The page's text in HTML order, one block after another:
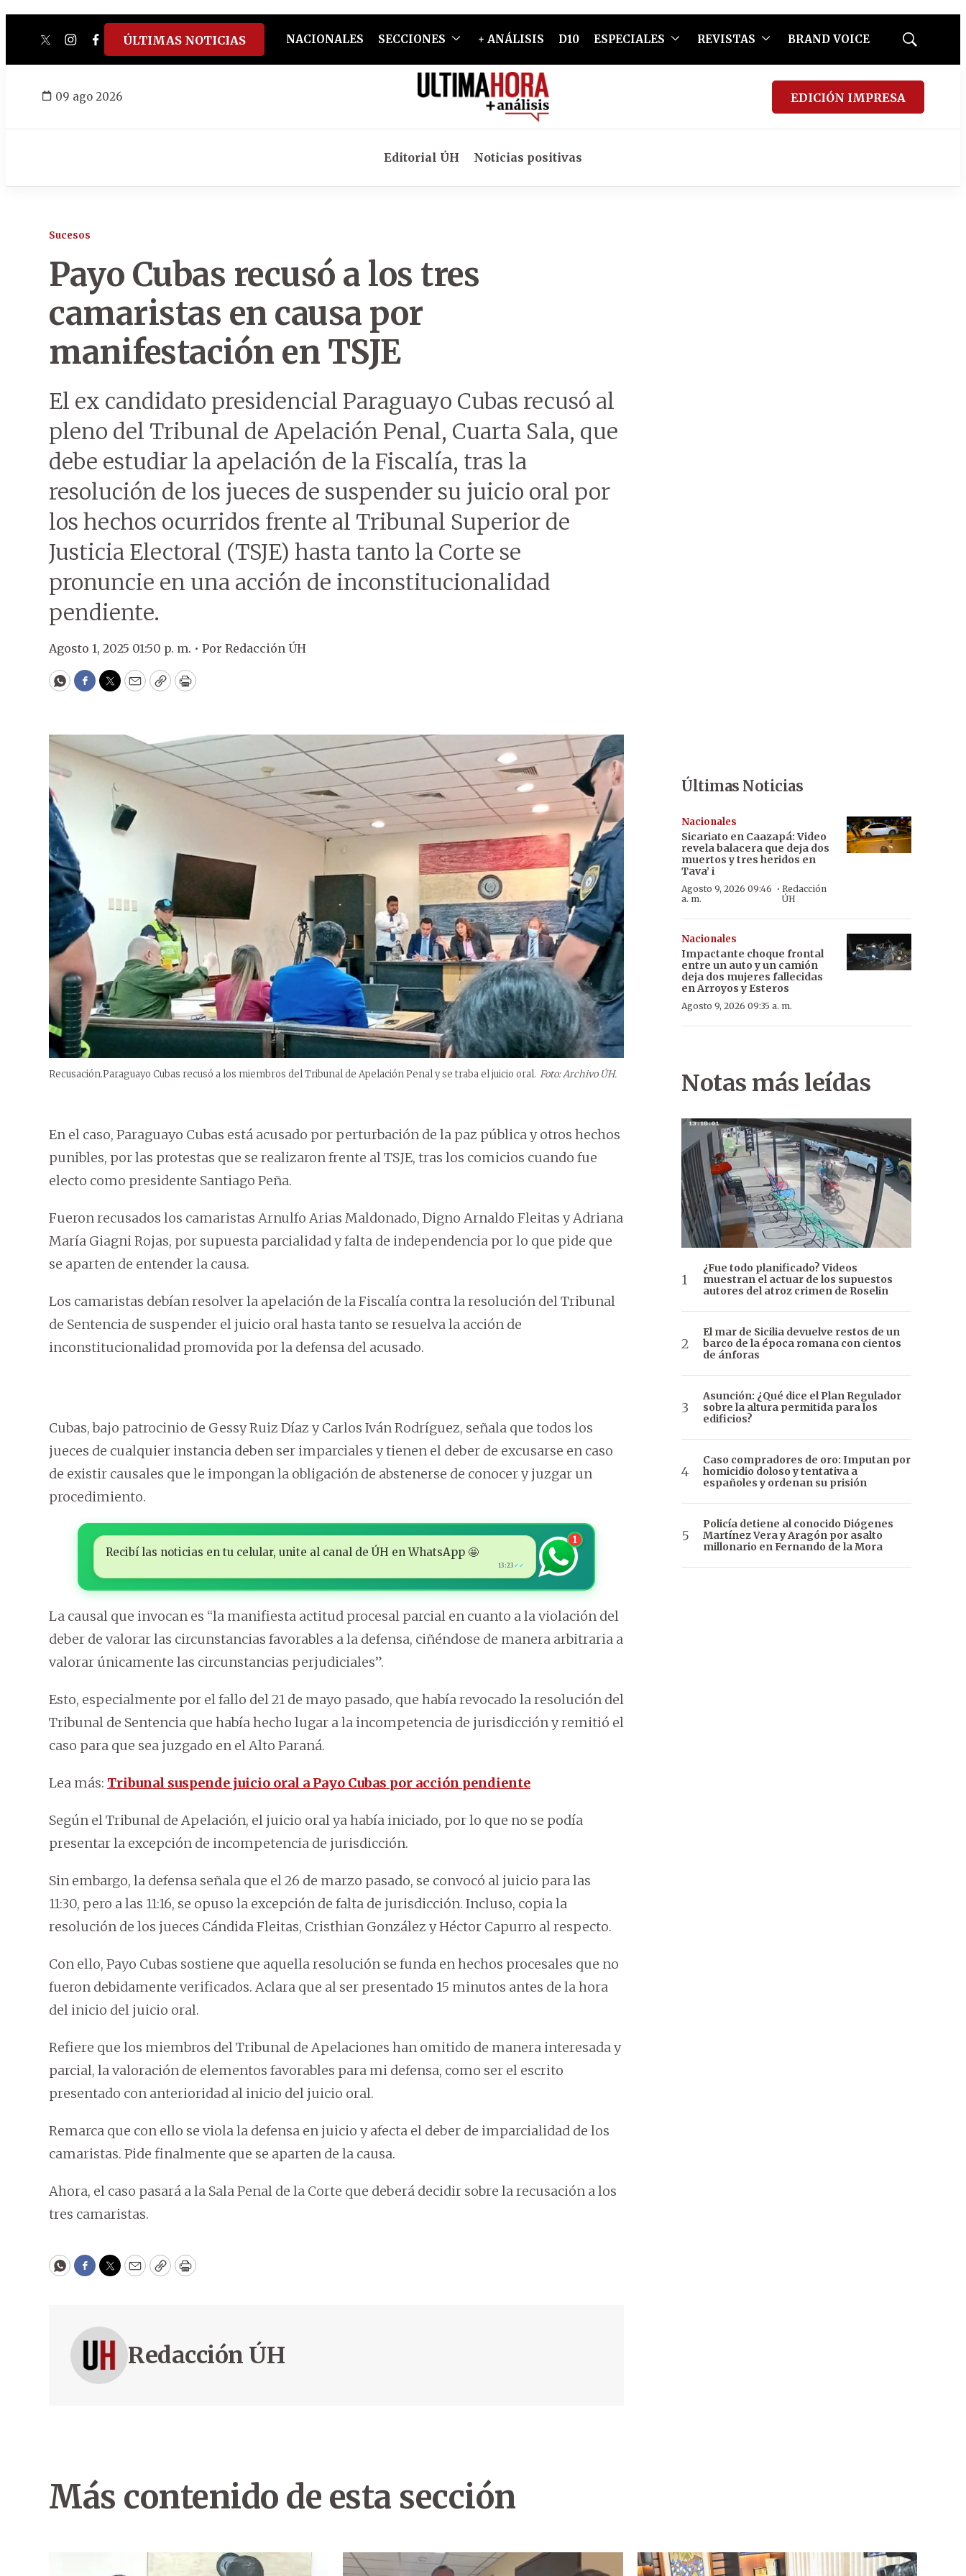
twitterinstagram
facebook
tiktokyoutube
spotify
ÚLTIMAS NOTICIAS NACIONALES SECCIONES + ANÁLISIS D10 ESPECIALES REVISTAS BRAND VOICE
Mostrar
09 ago 2026 EDICIÓN IMPRESA
Editorial ÚH Noticias positivas
Sucesos
Payo Cubas recusó a los tres
camaristas en causa por
manifestación en TSJE
El ex candidato presidencial Paraguayo Cubas recusó al
pleno del Tribunal de Apelación Penal, Cuarta Sala, que
debe estudiar la apelación de la Fiscalía, tras la
resolución de los jueces de suspender su juicio oral por
los hechos ocurridos frente al Tribunal Superior de
Justicia Electoral (TSJE) hasta tanto la Corte se
pronuncie en una acción de inconstitucionalidad
pendiente.
Agosto 1, 2025 01:50 p. m. • Por Redacción ÚH
WhatsApp
Facebook
Twitter
EmailCopyPrint
Recusación.Paraguayo Cubas recusó a los miembros del Tribunal de Apelación Penal y se traba el juicio oral. Foto: Archivo ÚH.
En el caso, Paraguayo Cubas está acusado por perturbación de la paz pública y otros hechos
punibles, por las protestas que se realizaron frente al TSJE, tras los comicios cuando fue
electo como presidente Santiago Peña.
Fueron recusados los camaristas Arnulfo Arias Maldonado, Digno Arnaldo Fleitas y Adriana
María Giagni Rojas, por supuesta parcialidad y falta de independencia por lo que pide que
se aparten de entender la causa.
Los camaristas debían resolver la apelación de la Fiscalía contra la resolución del Tribunal
de Sentencia de suspender el juicio oral hasta tanto se resuelva la acción de
inconstitucionalidad promovida por la defensa del acusado.
Cubas, bajo patrocinio de Gessy Ruiz Díaz y Carlos Iván Rodríguez, señala que todos los
jueces de cualquier instancia deben ser imparciales y tienen el deber de excusarse en caso
de existir causales que le impongan la obligación de abstenerse de conocer y juzgar un
procedimiento.
Recibí las noticias en tu celular, unite al canal de ÚH en WhatsApp 🤩
13:23 ✓✓
1
La causal que invocan es “la manifiesta actitud procesal parcial en cuanto a la violación del
deber de valorar las circunstancias favorables a la defensa, ciñéndose de manera arbitraria a
valorar únicamente las circunstancias perjudiciales”.
Esto, especialmente por el fallo del 21 de mayo pasado, que había revocado la resolución del
Tribunal de Sentencia que había hecho lugar a la incompetencia de jurisdicción y remitió el
caso para que sea juzgado en el Alto Paraná.
Lea más: Tribunal suspende juicio oral a Payo Cubas por acción pendiente
Según el Tribunal de Apelación, el juicio oral ya había iniciado, por lo que no se podía
presentar la excepción de incompetencia de jurisdicción.
Sin embargo, la defensa señala que el 26 de marzo pasado, se convocó al juicio para las
11:30, pero a las 11:16, se opuso la excepción de falta de jurisdicción. Incluso, copia la
resolución de los jueces Cándida Fleitas, Cristhian González y Héctor Capurro al respecto.
Con ello, Payo Cubas sostiene que aquella resolución se funda en hechos procesales que no
fueron debidamente verificados. Aclara que al ser presentado 15 minutos antes de la hora
del inicio del juicio oral.
Refiere que los miembros del Tribunal de Apelaciones han omitido de manera interesada y
parcial, la valoración de elementos favorables para mi defensa, como ser el escrito
presentado con anterioridad al inicio del juicio oral.
Remarca que con ello se viola la defensa en juicio y afecta el deber de imparcialidad de los
camaristas. Pide finalmente que se aparten de la causa.
Ahora, el caso pasará a la Sala Penal de la Corte que deberá decidir sobre la recusación a los
tres camaristas.
WhatsApp
Facebook
Twitter
EmailCopyPrint
Redacción ÚH
Últimas Noticias
Nacionales
Sicariato en Caazapá: Video
revela balacera que deja dos
muertos y tres heridos en
Tava’ i
Agosto 9, 2026 09:46
a. m.
·Redacción
ÚH
Nacionales
Impactante choque frontal
entre un auto y un camión
deja dos mujeres fallecidas
en Arroyos y Esteros
Agosto 9, 2026 09:35 a. m.
Notas más leídas
¿Fue todo planificado? Videos
muestran el actuar de los supuestos
autores del atroz crimen de Roselin
El mar de Sicilia devuelve restos de un
barco de la época romana con cientos
de ánforas
Asunción: ¿Qué dice el Plan Regulador
sobre la altura permitida para los
edificios?
Caso compradores de oro: Imputan por
homicidio doloso y tentativa a
españoles y ordenan su prisión
Policía detiene al conocido Diógenes
Martínez Vera y Aragón por asalto
millonario en Fernando de la Mora
Más contenido de esta sección